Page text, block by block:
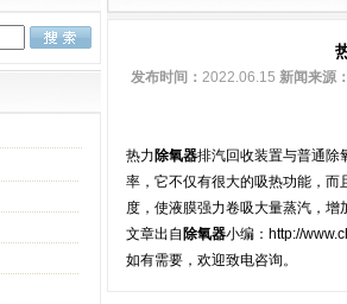
发布时间： 2022.06.15 新闻来源
热力 除氧器排汽回收装置与普通除
率，它不仅有很大的吸热功能，
度，使液膜强力卷吸大量蒸汽，增
文章出自 除氧器小编： http://
如有需要，欢迎致电咨询。